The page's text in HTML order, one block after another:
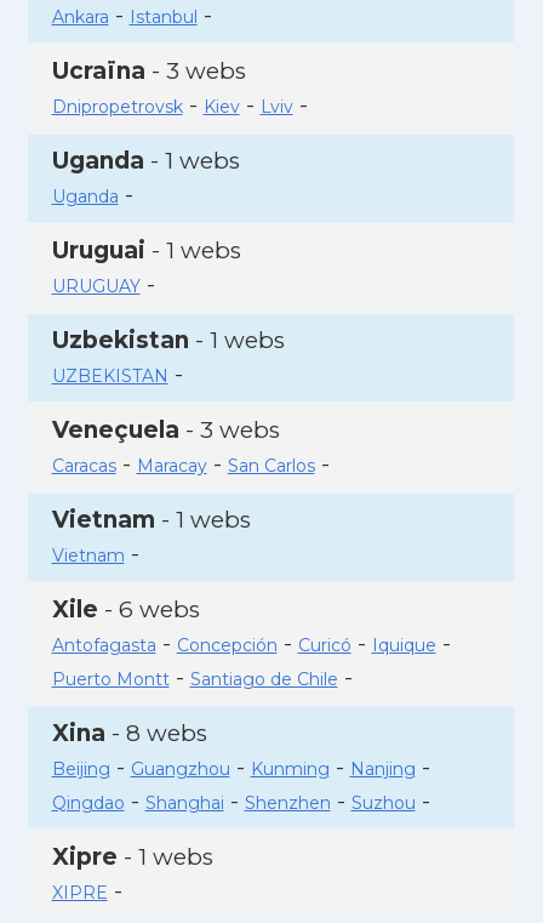
Ankara - Istanbul -
Ucraïna - 3 webs
Dnipropetrovsk- Kiev- Lviv-
Uganda - 1 webs
Uganda -
Uruguai - 1 webs
URUGUAY-
Uzbekistan - 1 webs
UZBEKISTAN -
Veneçuela - 3 webs
Caracas- Maracay- San Carlos-
Vietnam - 1 webs
Vietnam -
Xile - 6 webs
Antofagasta - Concepción - Curicó - Iquique -
Puerto Montt- Santiago de Chile -
Xina - 8 webs
Beijing - Guangzhou - Kunming - Nanjing -
Qingdao - Shanghai - Shenzhen - Suzhou -
Xipre - 1 webs
XIPRE -